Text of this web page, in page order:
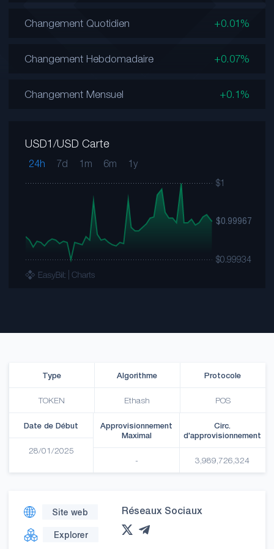
Changement Quotidien +0.01%
Changement Hebdomadaire +0.07%
Changement Mensuel +0.1%
USD1/USD Carte
24h 7d 1m 6m 1y
Type
TOKEN
Algorithme
Ethash
Protocole
POS
Date de Début
28/01/2025
Approvisionnement
Maximal
-
Circ.
d'approvisionnement
3,989,726,324
Site web
Explorer
Réseaux Sociaux